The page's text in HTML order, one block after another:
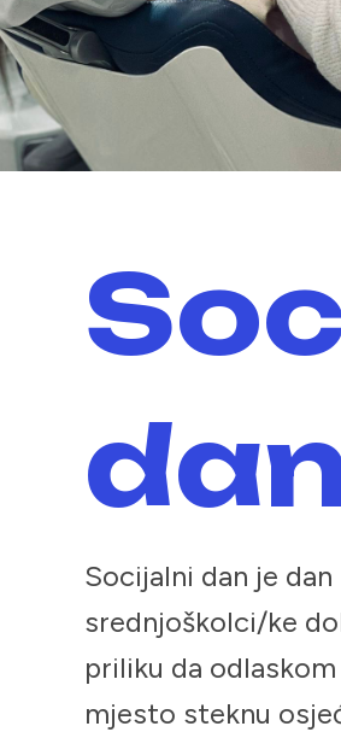
Socijalni dan je dan
srednjoškolci/ke
priliku da
mjesto steknu